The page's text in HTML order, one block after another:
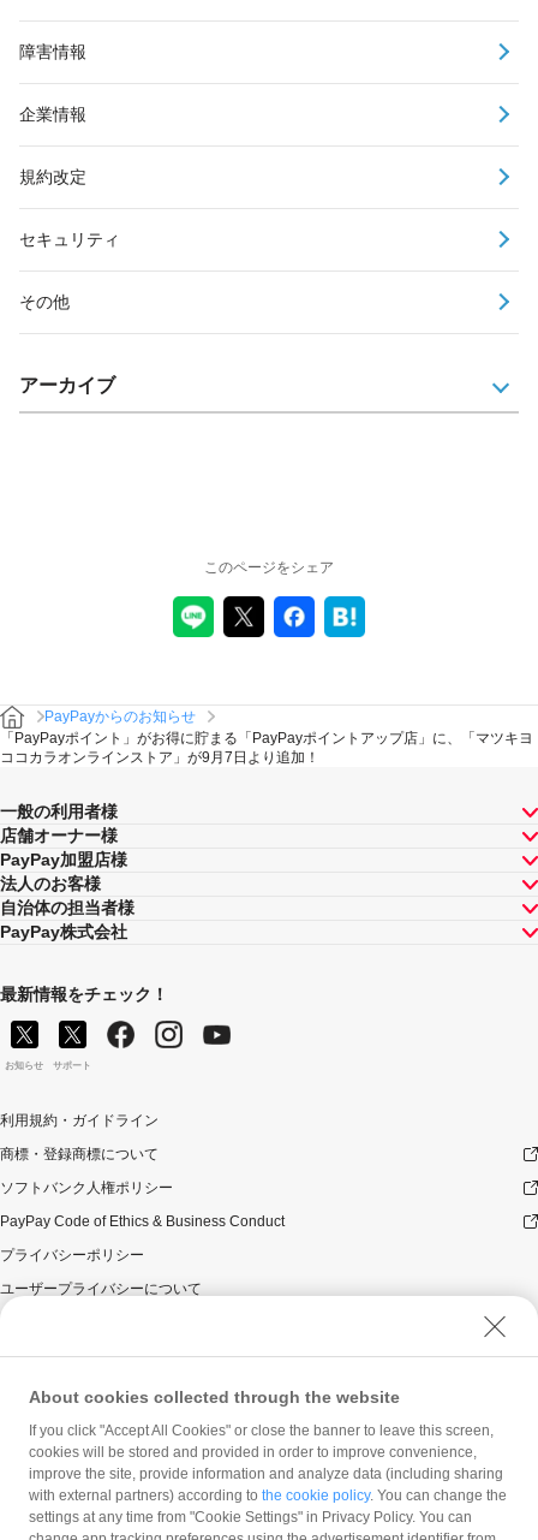
障害情報
企業情報
規約改定
セキュリティ
その他
アーカイブ
このページをシェア
PayPayからのお知らせ
「PayPayポイント」がお得に貯まる「PayPayポイントアップ店」に、「マツキヨ
ココカラオンラインストア」が9月7日より追加！
一般の利用者様
店舗オーナー様
PayPay加盟店様
法人のお客様
自治体の担当者様
PayPay株式会社
最新情報をチェック！
お知らせ サポート
利用規約・ガイドライン
商標・登録商標について
ソフトバンク人権ポリシー
PayPay Code of Ethics & Business Conduct
プライバシーポリシー
ユーザープライバシーについて
ウェブサイト利用規約
反社会的勢力に対する方針
勧誘方針
マネロン等基本方針
カスタマーハラスメントに関する当社の考え方
About cookies collected through the website
If you click "Accept All Cookies" or close the banner to leave this screen,
cookies will be stored and provided in order to improve convenience,
improve the site, provide information and analyze data (including sharing
with external partners) according to the cookie policy. You can change the
settings at any time from "Cookie Settings" in Privacy Policy. You can